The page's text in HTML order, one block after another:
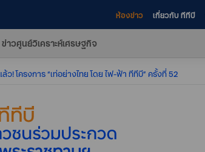
ห้องข่าว เกี่ยวกับ ทีทีบี
ข่าวศูนย์วิเคราะห์เศรษฐกิจ
ว! โครงการ “เท่อย่างไทย โดย ไฟ-ฟ้า ทีทีบี” ครั้งที่ 52